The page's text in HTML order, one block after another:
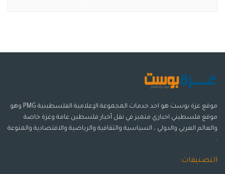
موقع غزة بوست هو احد خدمات المجموعة الإعلامية الفلسطينية PMG وهو
موقع فلسطيني اخباري متميز في نقل أخبار فلسطين عامة وغزة خاصة
والعالم العربي والدولي ، السياسية والثقافية والرياضية والاقتصادية والمنوعة
.
التصنيفات